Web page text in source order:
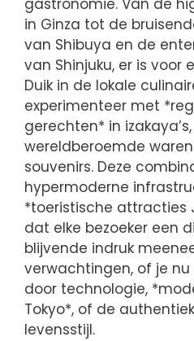
gastronomie. Van de
in Ginza tot de
van Shibuya en de
van Shinjuku, er is voor
Duik in de lokale
experimenteer met
gerechten* in
wereldberoemde
souvenirs. Deze
hypermoderne
*toeristische attracties
dat elke bezoeker een
blijvende indruk
verwachtingen, of je
door technologie,
Tokyo*, of de
levensstijl.